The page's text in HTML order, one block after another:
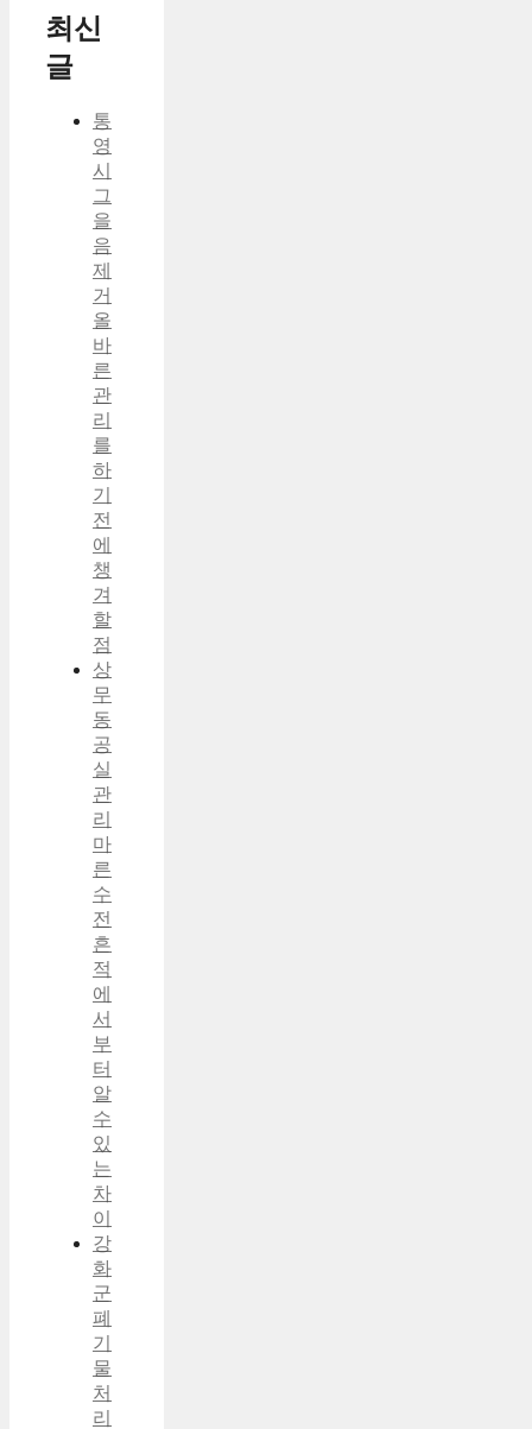
최신
글
통
영
시
그
을
음
제
거
올
바
른
관
리
를
하
기
전
에
챙
겨
할
점
상
무
동
공
실
관
리
마
른
수
전
흔
적
에
서
부
터
알
수
있
는
차
이
강
화
군
폐
기
물
처
리